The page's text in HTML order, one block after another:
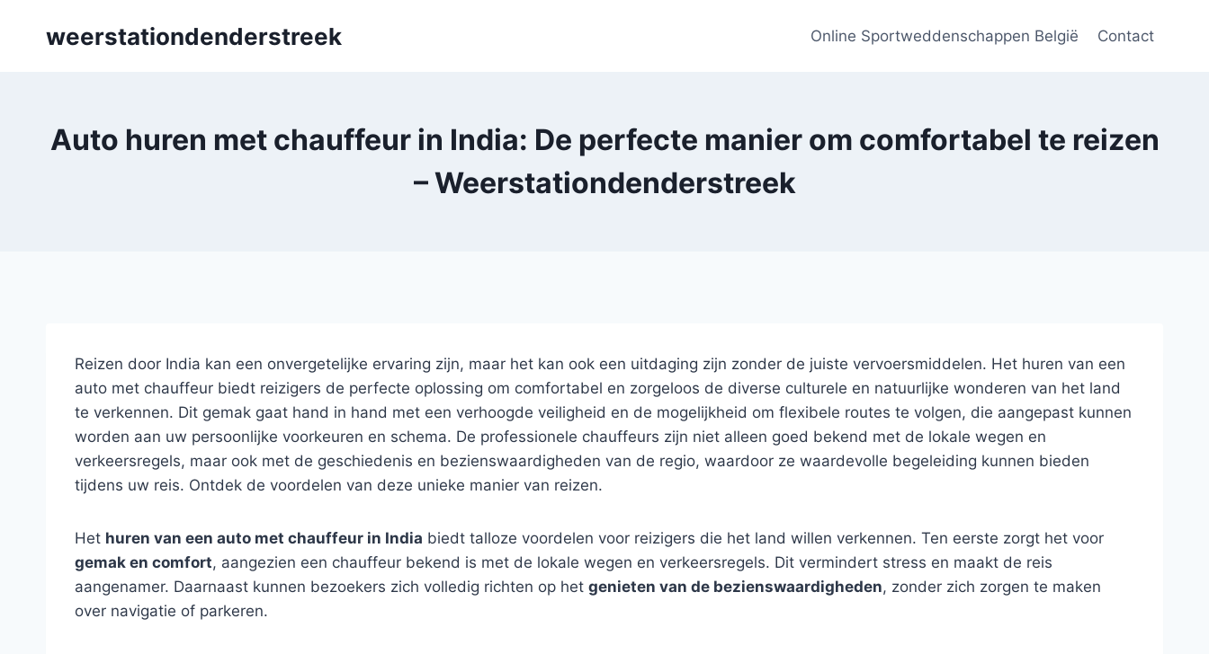
weerstationdenderstreek Online Sportweddenschappen België Contact
Auto huren met chauffeur in India: De perfecte manier om comfortabel te reizen
– Weerstationdenderstreek
Reizen door India kan een onvergetelijke ervaring zijn, maar het kan ook een uitdaging zijn zonder de juiste vervoersmiddelen. Het huren van een
auto met chauffeur biedt reizigers de perfecte oplossing om comfortabel en zorgeloos de diverse culturele en natuurlijke wonderen van het land
te verkennen. Dit gemak gaat hand in hand met een verhoogde veiligheid en de mogelijkheid om flexibele routes te volgen, die aangepast kunnen
worden aan uw persoonlijke voorkeuren en schema. De professionele chauffeurs zijn niet alleen goed bekend met de lokale wegen en
verkeersregels, maar ook met de geschiedenis en bezienswaardigheden van de regio, waardoor ze waardevolle begeleiding kunnen bieden
tijdens uw reis. Ontdek de voordelen van deze unieke manier van reizen.
Het huren van een auto met chauffeur in India biedt talloze voordelen voor reizigers die het land willen verkennen. Ten eerste zorgt het voor
gemak en comfort, aangezien een chauffeur bekend is met de lokale wegen en verkeersregels. Dit vermindert stress en maakt de reis
aangenamer. Daarnaast kunnen bezoekers zich volledig richten op het genieten van de bezienswaardigheden, zonder zich zorgen te maken
over navigatie of parkeren.